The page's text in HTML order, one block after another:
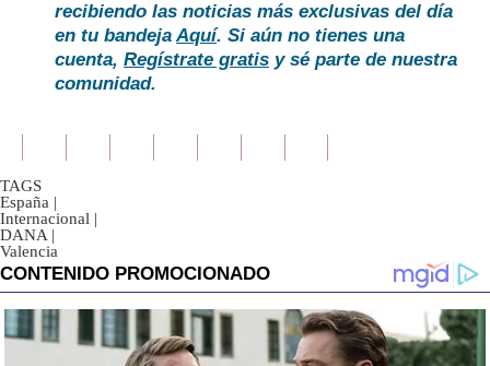
recibiendo las noticias más exclusivas del día
en tu bandejaAquí. Si aún no tienes una
cuenta, Regístrate gratis y sé parte de nuestra
comunidad.
TAGS
España |
Internacional |
DANA |
Valencia